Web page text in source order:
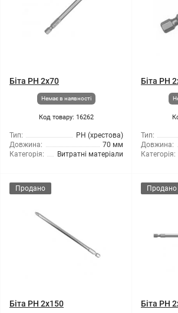
Біта PH 2x70
Немає в наявності
Код товару: 16262
Тип:
РН (хрестова)
Довжина:
70 мм
Категорія:
Витратні матеріали
Біта PH
Тип:
Довжина:
Категорія:
Продано
Біта PH 2x150
Продано
Біта PH